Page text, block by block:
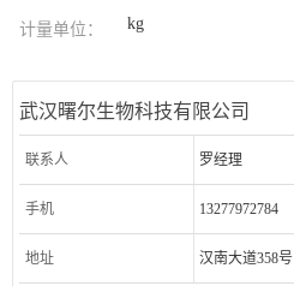
计量单位： kg
武汉曙尔生物科技有限公司
联系人 罗经理
手机 13277972784
地址 汉南大道358号